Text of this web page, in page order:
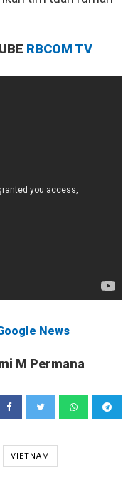
RBCOM TV
News
M Permana
VIETNAM